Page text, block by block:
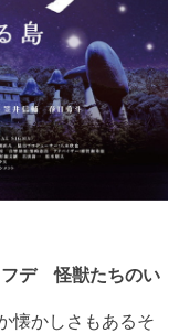
フデ 怪獣たちのい
懐かしさもあるそ